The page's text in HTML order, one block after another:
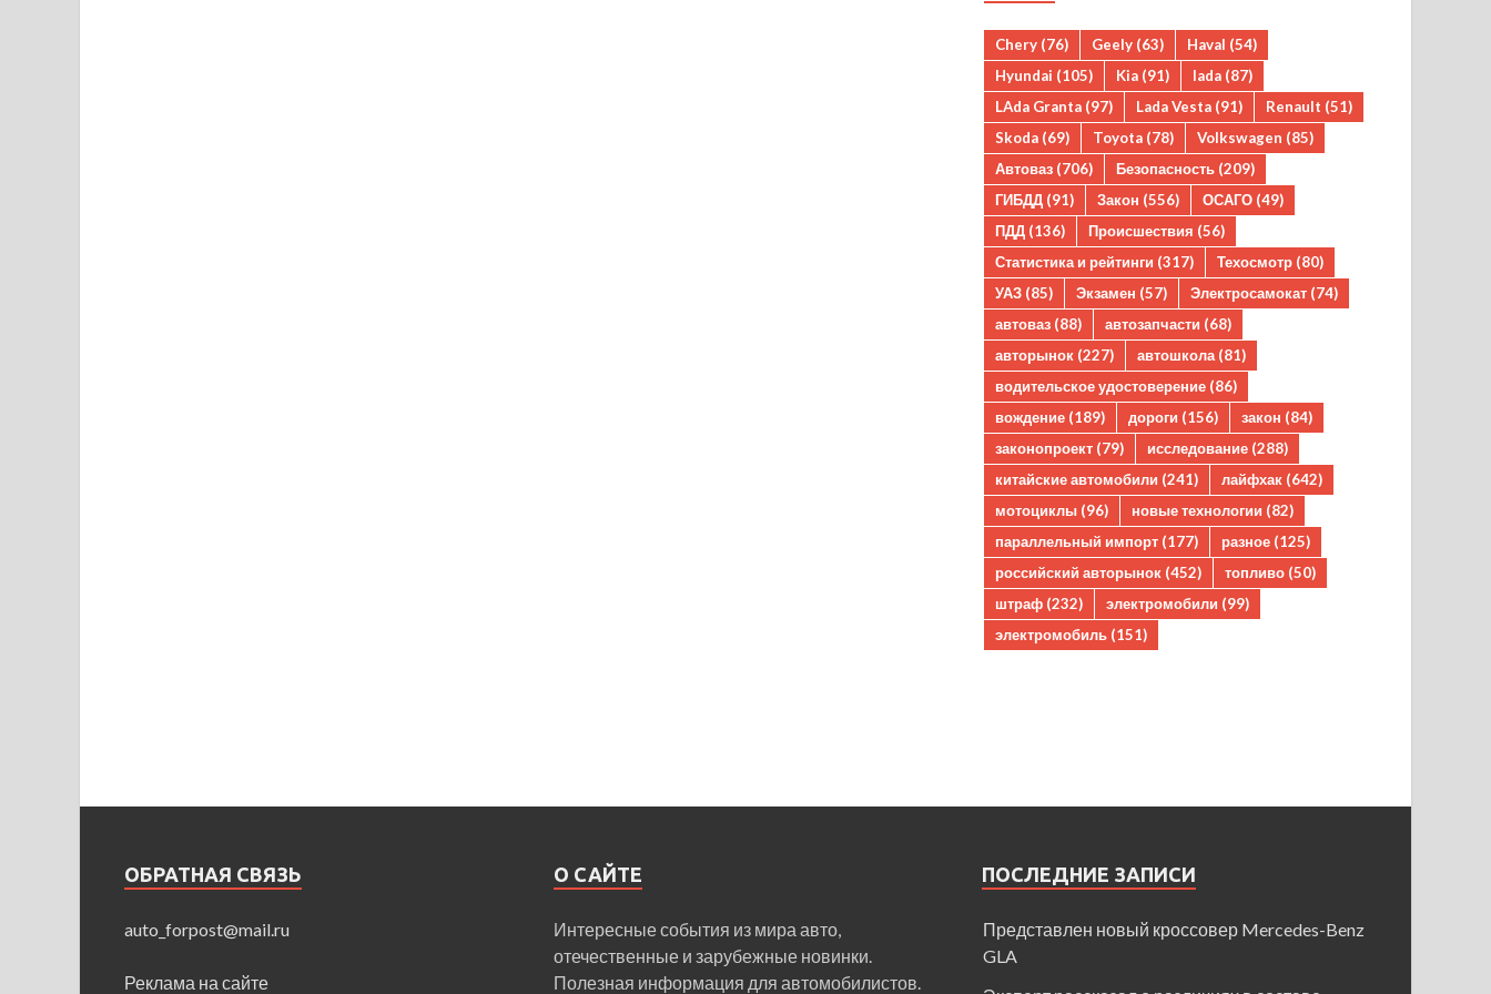
Chery (76) Geely (63) Haval (54)
Hyundai (105) Kia (91) lada (87)
LAda Granta (97) Lada Vesta (91) Renault (51)
Skoda (69) Toyota (78) Volkswagen (85)
Автоваз (706) Безопасность (209)
ГИБДД (91) Закон (556) ОСАГО (49)
ПДД (136) Происшествия (56)
Статистика и рейтинги (317) Техосмотр (80)
УАЗ (85) Экзамен (57) Электросамокат (74)
автоваз (88) автозапчасти (68)
авторынок (227) автошкола (81)
водительское удостоверение (86)
вождение (189) дороги (156) закон (84)
законопроект (79) исследование (288)
китайские автомобили (241) лайфхак (642)
мотоциклы (96) новые технологии (82)
параллельный импорт (177) разное (125)
российский авторынок (452) топливо (50)
штраф (232) электромобили (99)
электромобиль (151)
ОБРАТНАЯ СВЯЗЬ
auto_forpost@mail.ru
Реклама на сайте
О САЙТЕ
Интересные события из мира авто,
отечественные и зарубежные новинки.
Полезная информация для автомобилистов.
ПОСЛЕДНИЕ ЗАПИСИ
Представлен новый кроссовер Mercedes-Benz
GLA